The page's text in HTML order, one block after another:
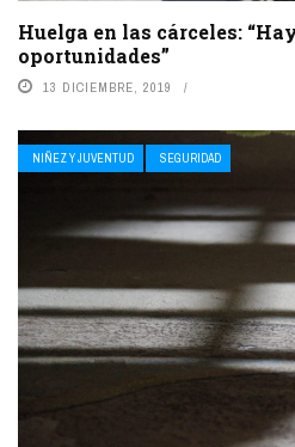
Huelga en las cárceles:
oportunidades”
13 DICIEMBRE, 2019
NIÑEZ Y JUVENTUD SEGURIDAD